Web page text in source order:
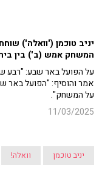
המשחק אמש (ב') בין
על הפועל באר שבע: "רבע
אמר והוסיף: "הפועל באר
על המשחק".
11/03/2025
יניב טוכמן וואלה!